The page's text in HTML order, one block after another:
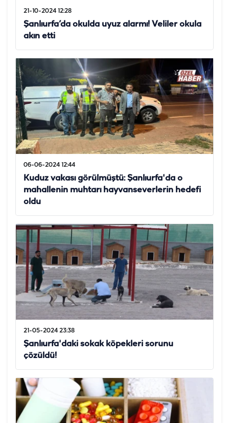
21-10-2024 12:28
Şanlıurfa’da okulda uyuz alarmı! Veliler okula
akın etti
06-06-2024 12:44
Kuduz vakası görülmüştü: Şanlıurfa'da o
mahallenin muhtarı hayvanseverlerin hedefi
oldu
21-05-2024 23:38
Şanlıurfa'daki sokak köpekleri sorunu
çözüldü!